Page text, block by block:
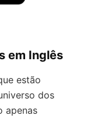
em Inglês
estão
dos
apenas